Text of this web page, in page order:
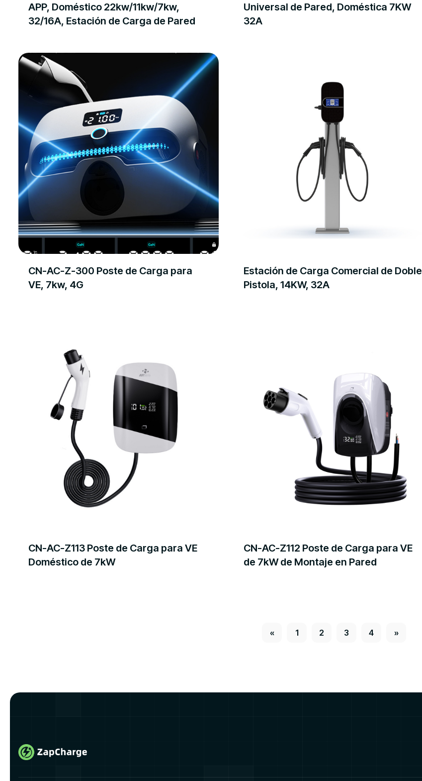
APP, Doméstico 22kw/11kw/7kw,
32/16A, Estación de Carga de Pared
Universal de Pared, Doméstica 7KW
32A
CN-AC-Z-300 Poste de Carga para
VE, 7kw, 4G
Estación de Carga Comercial de Doble
Pistola, 14KW, 32A
CN-AC-Z113 Poste de Carga para VE
Doméstico de 7kW
CN-AC-Z112 Poste de Carga para VE
de 7kW de Montaje en Pared
« 1 2 3 4 »